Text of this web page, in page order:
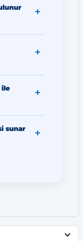
ile
sunar